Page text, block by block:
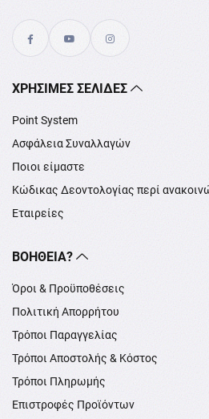
XΡΉΣΙΜΕΣ ΣΕΛΊΔΕΣ
Point System
Ασφάλεια Συναλλαγών
Ποιοι είμαστε
Κώδικας Δεοντολογίας περί
Εταιρείες
ΒΟΉΘΕΙΑ?
Όροι & Προϋποθέσεις
Πολιτική Απορρήτου
Τρόποι Παραγγελίας
Τρόποι Αποστολής & Κόστος
Τρόποι Πληρωμής
Επιστροφές Προϊόντων